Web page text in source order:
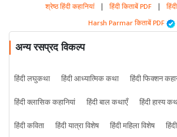
श्रेष्ठ हिंदी कहानियां | हिंदी किताबें PDF |
Harsh Parmar किताबें PDF
अन्य रसप्रद विकल्प
हिंदी लघुकथा हिंदी आध्यात्मिक कथा हिंदी फिक्शन
हिंदी क्लासिक कहानियां
हिंदी बाल कथाएँ हिंदी हास्य
हिंदी कविता
हिंदी यात्रा विशेष हिंदी महिला विशेष